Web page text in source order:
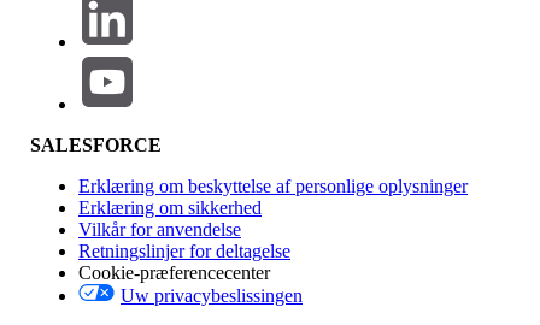
Funktionspåvirkning
Version
SALESFORCE
Erklæring om beskyttelse af personlige oplysninger
Erklæring om sikkerhed
Vilkår for anvendelse
Retningslinjer for deltagelse
Cookie-præferencecenter
Uw privacybeslissingen